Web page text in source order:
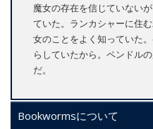
魔女の存在を信じていない
ていた。ランカシャーに住
女のことをよく知っていた
らしていたから。ペンドル
だ。
Bookwormsについて